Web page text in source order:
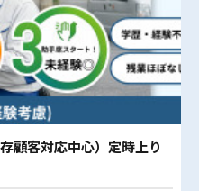
顧客対応中心）定時上り